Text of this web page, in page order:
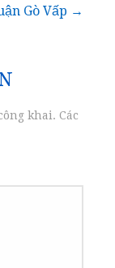
Gò Vấp →
khai. Các